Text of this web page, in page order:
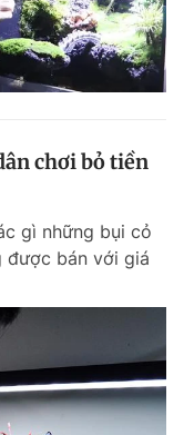
chơi bỏ tiền
gì những bụi cỏ
được bán với giá